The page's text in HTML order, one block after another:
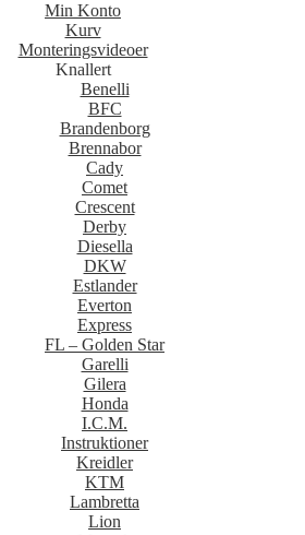
Min Konto
Kurv
Monteringsvideoer
Knallert
Benelli
BFC
Brandenborg
Brennabor
Cady
Comet
Crescent
Derby
Diesella
DKW
Estlander
Everton
Express
FL – Golden Star
Garelli
Gilera
Honda
I.C.M.
Instruktioner
Kreidler
KTM
Lambretta
Lion